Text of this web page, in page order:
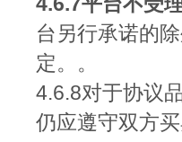
台另行承诺的
定。。
4.6.8对于协议
仍应遵守双方